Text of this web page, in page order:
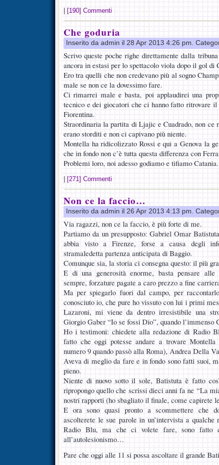
[190] Commenti
Che goduria
Inserito da admin il 28 Apr 2013 4:26 pm.
Scrivo queste poche righe direttamente dalla
ancora in estasi per lo spettacolo viola dopo il gol di
Ero tra quelli che non credevano più al sogno
male se non ce la dovessimo fare.
Ci rimarrei male e basta, poi applaudirei una
tecnico e dei giocatori che ci hanno fatto ritrovare
Fiorentina.
Straordinaria la partita di Ljajic e Cuadrado, non ce
erano storditi e non ci capivano più niente.
Montella ha ridicolizzato Rossi e qui a Genova la
che in fondo non c’è tutta questa differenza con
Problemi loro, noi adesso godiamo e tifiamo Catania.
[271] Commenti
Non ce la faccio…
Inserito da admin il 26 Apr 2013 4:13 pm.
Via ragazzi, non ce la faccio, è più forte di me.
Partiamo da un presupposto: Gabriel Omar
abbia visto a Firenze, forse a causa degli
stramaledetta partenza anticipata di Baggio.
Comunque sia, la storia ci consegna questo: il più
E di una generosità enorme, basta pensare
sempre, forzature pagate a caro prezzo a fine
Ma per spiegarlo fuori dal campo, per
conosciuto io, che pure ho vissuto con lui i primi
Lazaroni, mi viene da dentro irresistibile una
Giorgio Gaber “Io se fossi Dio”, quando
Ho i testimoni: chiedete alla redazione di Radio
fatto che oggi potesse andare a trovare
numero 9 quando passò alla Roma), Andrea Della
Aveva di meglio da fare e in fondo sono fatti suoi,
pieno.
Niente di nuovo sotto il sole, Batistuta è fatto
ripropongo quello che scrissi dieci anni fa ne “La
nostri rapporti (ho sbagliato il finale, come capirete
E ora sono quasi pronto a scommettere che
ascolterete le sue parole in un’intervista a qualche
Radio Blu, ma che ci volete fare, sono fatto
all’autolesionismo…
Pare che oggi alle 11 si possa ascoltare il grande